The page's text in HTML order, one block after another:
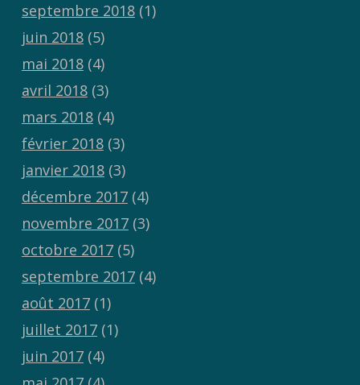
septembre 2018(1)
juin 2018(5)
mai 2018(4)
avril 2018(3)
mars 2018(4)
février 2018(3)
janvier 2018(3)
décembre 2017(4)
novembre 2017(3)
octobre 2017(5)
septembre 2017(4)
août 2017(1)
juillet 2017(1)
juin 2017(4)